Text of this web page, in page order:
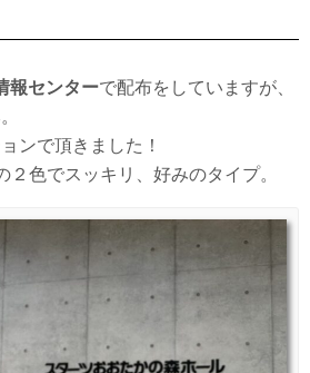
報センターで配布をしていますが、
ンで頂きました！
２色でスッキリ、好みのタイプ。